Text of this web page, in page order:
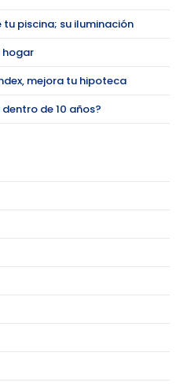
piscina; su iluminación
hogar
mejora tu hipoteca
de 10 años?